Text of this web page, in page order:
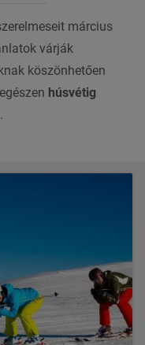
március
várják
köszönhetően
húsvétig
.